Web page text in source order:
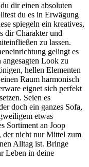
dir einen absoluten
du es in Erwägung
spiegeln ein kreatives,
dir Charakter und
zu lassen.
gelingt es
Look zu
hellen Elementen
Raum harmonisch
eignet sich perfekt
Seien es
doch ein ganzes Sofa,
etwas
Sortiment an Joop
der nicht nur Mittel zum
Alltag ist. Bringe
Leben in deine